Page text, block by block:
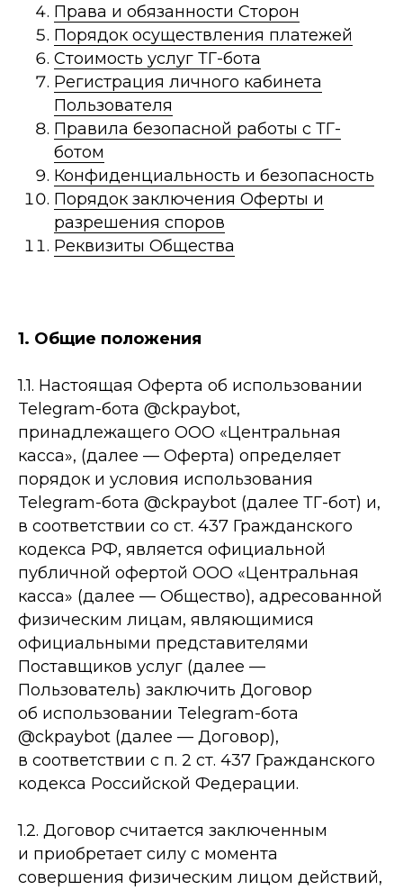
Права и обязанности Сторон
Порядок осуществления платежей
Стоимость услуг ТГ-бота
Регистрация личного кабинета
Пользователя
Правила безопасной работы с ТГ-
ботом
Конфиденциальность и безопасность
Порядок заключения Оферты и
разрешения споров
Реквизиты Общества
1. Общие положения
1.1. Настоящая Оферта об использовании
Telegram-бота @ckpaybot,
принадлежащего ООО «Центральная
касса», (далее — Оферта) определяет
порядок и условия использования
Telegram-бота @ckpaybot (далее ТГ-бот) и,
в соответствии со ст. 437 Гражданского
кодекса РФ, является официальной
публичной офертой ООО «Центральная
касса» (далее — Общество), адресованной
физическим лицам, являющимися
официальными представителями
Поставщиков услуг (далее —
Пользователь) заключить Договор
об использовании Telegram-бота
@ckpaybot (далее — Договор),
в соответствии с п. 2 ст. 437 Гражданского
кодекса Российской Федерации.
1.2. Договор считается заключенным
и приобретает силу с момента
совершения физическим лицом действий,